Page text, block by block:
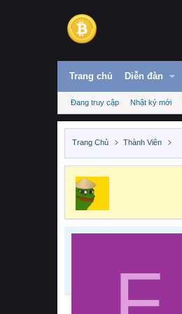
Trang chủ Diễn đàn
Đang truy cập Nhật ký mới
Trang Chủ Thành Viên